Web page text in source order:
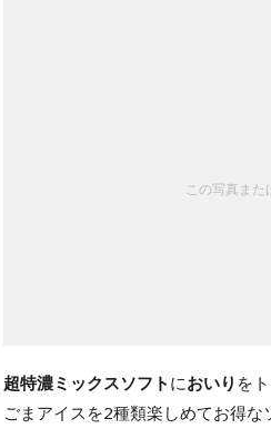
この写真ま
超特濃ミックスソフト においり を
ごまアイスを2種類楽しめてお得